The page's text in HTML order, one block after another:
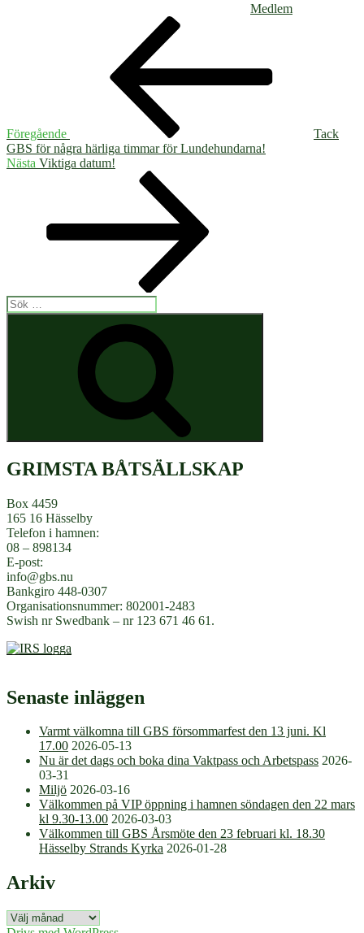
Medlem
Inläggsnavigering
Föregående
Tack
GBS för några härliga timmar för Lundehundarna!
Nästa
Nästa Viktiga datum!
Sök
efter:
GRIMSTA BÅTSÄLLSKAP
Box 4459
165 16 Hässelby
Telefon i hamnen:
08 – 898134
E-post:
info@gbs.nu
Bankgiro 448-0307
Organisationsnummer: 802001-2483
Swish nr Swedbank – nr 123 671 46 61.
Senaste inläggen
Varmt välkomna till GBS försommarfest den 13 juni. Kl
17.00 2026-05-13
Nu är det dags och boka dina Vaktpass och Arbetspass 2026-
03-31
Miljö 2026-03-16
Välkommen på VIP öppning i hamnen söndagen den 22 mars
kl 9.30-13.00 2026-03-03
Välkommen till GBS Årsmöte den 23 februari kl. 18.30
Hässelby Strands Kyrka 2026-01-28
Arkiv
Arkiv